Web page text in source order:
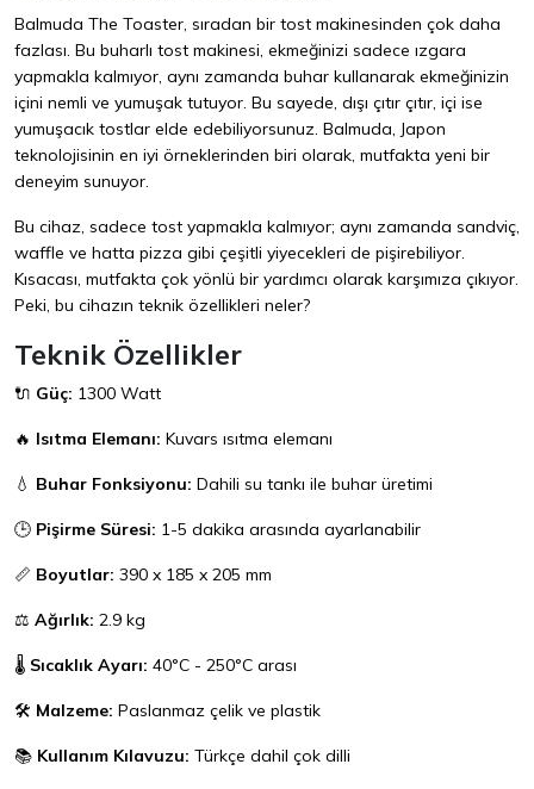
Balmuda The Toaster, sıradan bir tost makinesinden çok daha
fazlası. Bu buharlı tost makinesi, ekmeğinizi sadece ızgara
yapmakla kalmıyor, aynı zamanda buhar kullanarak ekmeğinizin
içini nemli ve yumuşak tutuyor. Bu sayede, dışı çıtır çıtır, içi ise
yumuşacık tostlar elde edebiliyorsunuz. Balmuda, Japon
teknolojisinin en iyi örneklerinden biri olarak, mutfakta yeni bir
deneyim sunuyor.
Bu cihaz, sadece tost yapmakla kalmıyor; aynı zamanda sandviç,
waffle ve hatta pizza gibi çeşitli yiyecekleri de pişirebiliyor.
Kısacası, mutfakta çok yönlü bir yardımcı olarak karşımıza çıkıyor.
Peki, bu cihazın teknik özellikleri neler?
Teknik Özellikler
🔌 Güç: 1300 Watt
🔥 Isıtma Elemanı: Kuvars ısıtma elemanı
💧 Buhar Fonksiyonu: Dahili su tankı ile buhar üretimi
🕒 Pişirme Süresi: 1-5 dakika arasında ayarlanabilir
📏 Boyutlar: 390 x 185 x 205 mm
⚖️ Ağırlık: 2.9 kg
🌡️ Sıcaklık Ayarı: 40°C - 250°C arası
🛠️ Malzeme: Paslanmaz çelik ve plastik
📚 Kullanım Kılavuzu: Türkçe dahil çok dilli